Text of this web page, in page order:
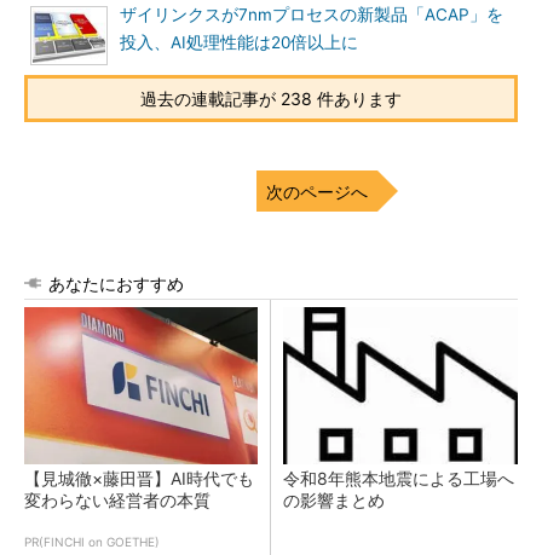
ザイリンクスが7nmプロセスの新製品「ACAP」を
投入、AI処理性能は20倍以上に
過去の連載記事が 238 件あります
次のページへ
あなたにおすすめ
【見城徹×藤田晋】AI時代でも
変わらない経営者の本質
PR(FINCHI on GOETHE)
令和8年熊本地震による工場へ
の影響まとめ